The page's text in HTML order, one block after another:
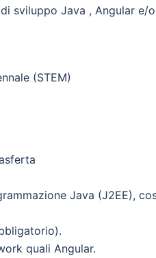
sviluppo Java , Angular e/
(STEM)
Java (J2EE),
quali Angular.